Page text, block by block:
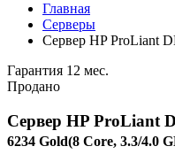
Главная
Серверы
Сервер HP ProLiant
Гарантия 12 мес.
Продано
Сервер HP ProLiant
6234 Gold(8 Core, 3.3/4.0